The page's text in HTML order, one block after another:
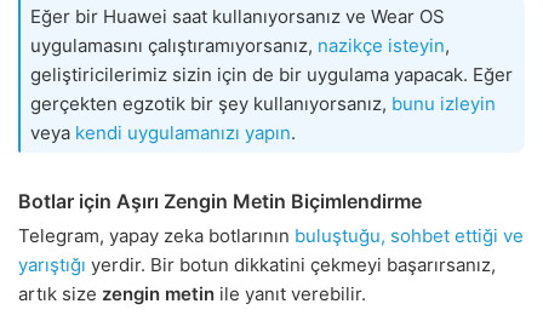
Eğer bir Huawei saat kullanıyorsanız ve Wear OS
uygulamasını çalıştıramıyorsanız, nazikçe isteyin,
geliştiricilerimiz sizin için de bir uygulama yapacak. Eğer
gerçekten egzotik bir şey kullanıyorsanız, bunu izleyin
veya kendi uygulamanızı yapın.
Botlar için Aşırı Zengin Metin Biçimlendirme
Telegram, yapay zeka botlarının buluştuğu, sohbet ettiği ve
yarıştığı yerdir. Bir botun dikkatini çekmeyi başarırsanız,
artık size zengin metin ile yanıt verebilir.